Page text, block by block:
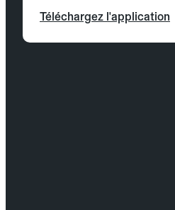
Téléchargez l'application